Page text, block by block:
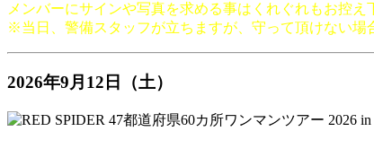
メンバーにサインや写真を求める事はくれぐれもお控え
※当日、警備スタッフが立ちますが、守って頂けない場
2026年9月12日（土）